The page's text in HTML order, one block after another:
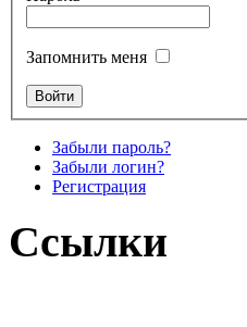
Запомнить меня
Забыли пароль?
Забыли логин?
Регистрация
Ссылки